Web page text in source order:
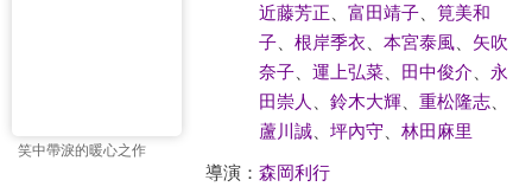
笑中帶淚的暖心之作
近藤芳正
富田靖子、 筧美和
子、 根岸季衣 本宮泰風、 矢吹
奈子、 運上弘菜、 田中俊介
永
田崇人
鈴木大輝、 重松隆志、
蘆川誠、 坪內守 林田麻里
導演： 森岡利行